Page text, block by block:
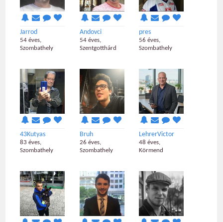
Jarrod
54 éves,
Szombathely
Andovci
54 éves,
Szentgotthárd
pres
56 éves,
Szombathely
43Kutyas
83 éves,
Szombathely
Bruh
26 éves,
Szombathely
LehrerVictor
48 éves,
Körmend